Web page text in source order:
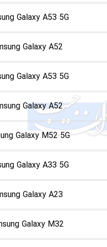
Galaxy A53 5G
Galaxy A52
Galaxy A53 5G
Galaxy A52
Galaxy M52 5G
Galaxy A33 5G
Galaxy A23
Galaxy M32